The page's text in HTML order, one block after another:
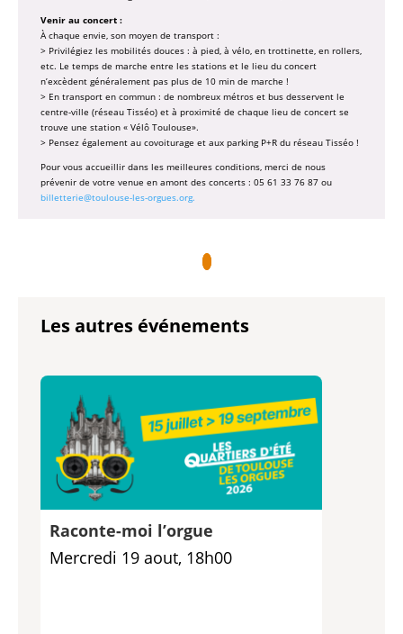
Venir au concert :
À chaque envie, son moyen de transport :
> Privilégiez les mobilités douces : à pied, à vélo, en trottinette, en rollers,
etc. Le temps de marche entre les stations et le lieu du concert
n’excèdent généralement pas plus de 10 min de marche !
> En transport en commun : de nombreux métros et bus desservent le
centre-ville (réseau Tisséo) et à proximité de chaque lieu de concert se
trouve une station « Vélô Toulouse».
> Pensez également au covoiturage et aux parking P+R du réseau Tisséo !
Pour vous accueillir dans les meilleures conditions, merci de nous
prévenir de votre venue en amont des concerts : 05 61 33 76 87 ou
billetterie@toulouse-les-orgues.org.
Les autres événements
Raconte-moi l’orgue
Mercredi 19 aout, 18h00